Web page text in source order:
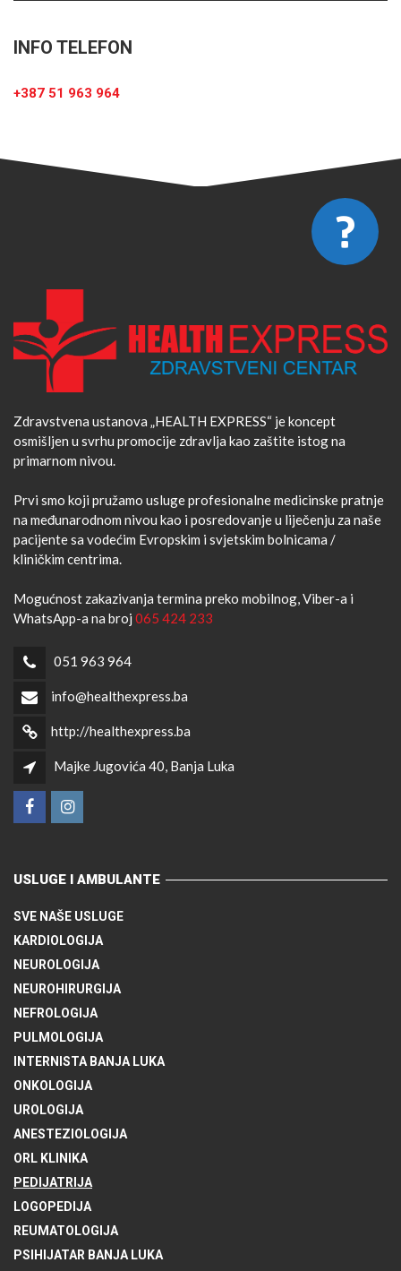
INFO TELEFON
+387 51 963 964
Zdravstvena ustanova „HEALTH EXPRESS“ je koncept
osmišljen u svrhu promocije zdravlja kao zaštite istog na
primarnom nivou.
Prvi smo koji pružamo usluge profesionalne medicinske pratnje
na međunarodnom nivou kao i posredovanje u liječenju za naše
pacijente sa vodećim Evropskim i svjetskim bolnicama /
kliničkim centrima.
Mogućnost zakazivanja termina preko mobilnog, Viber-a i
WhatsApp-a na broj 065 424 233
051 963 964
info@healthexpress.ba
http://healthexpress.ba
Majke Jugovića 40, Banja Luka
USLUGE I AMBULANTE
SVE NAŠE USLUGE
KARDIOLOGIJA
NEUROLOGIJA
NEUROHIRURGIJA
NEFROLOGIJA
PULMOLOGIJA
INTERNISTA BANJA LUKA
ONKOLOGIJA
UROLOGIJA
ANESTEZIOLOGIJA
ORL KLINIKA
PEDIJATRIJA
LOGOPEDIJA
REUMATOLOGIJA
PSIHIJATAR BANJA LUKA